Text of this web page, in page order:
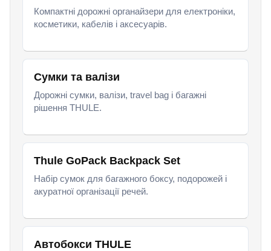
Компактні дорожні органайзери для електроніки,
косметики, кабелів і аксесуарів.
Сумки та валізи
Дорожні сумки, валізи, travel bag і багажні
рішення THULE.
Thule GoPack Backpack Set
Набір сумок для багажного боксу, подорожей і
акуратної організації речей.
Автобокси THULE